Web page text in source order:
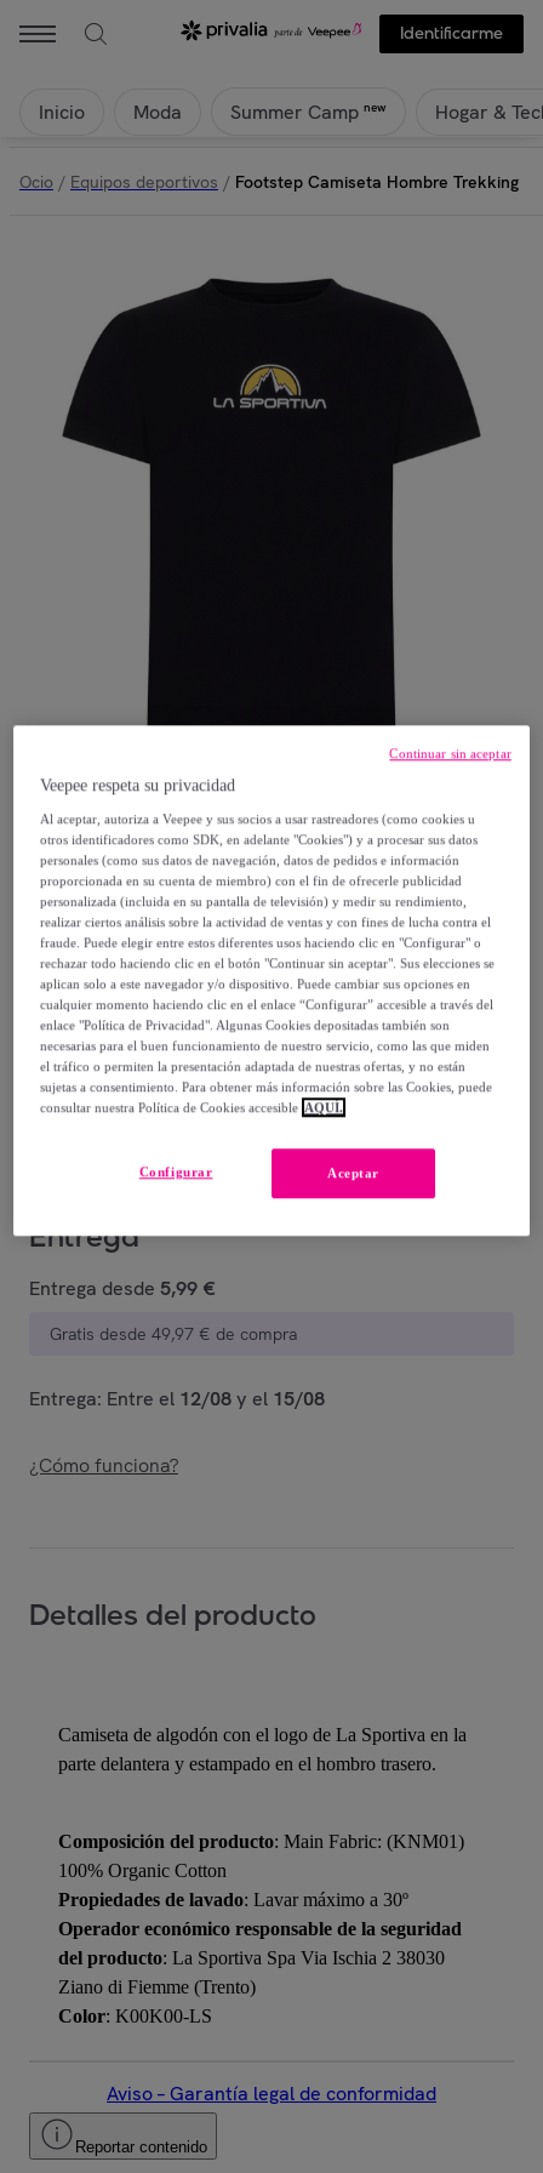
Identificarme
Inicio Moda Summer Camp new Hogar &
Ocio / Equipos deportivos / Footstep Camiseta Hombre Trekking
La Sportiva
Footstep Camiseta Hombre Trekking
24,50 €
34,99 €
-29%
Vendido porMount Legend
Entrega
Entrega desde 5,99 €
Gratis desde 49,97 € de compra
Entrega: Entre el 12/08y el 15/08
¿Cómo funciona?
Detalles del producto
Camiseta de algodón con el logo de La Sportiva en la
parte delantera y estampado en el hombro trasero.
Composición del producto: Main Fabric: (KNM01)
100% Organic Cotton
Propiedades de lavado: Lavar máximo a 30º
Operador económico responsable de la seguridad
del producto: La Sportiva Spa Via Ischia 2 38030
Ziano di Fiemme (Trento)
Color: K00K00-LS
Aviso – Garantía legal de conformidad
Reportar contenido
Veepee respeta su privacidad
Al aceptar, autoriza a Veepee y sus socios a usar rastreadores (como cookies u
otros identificadores como SDK, en adelante "Cookies") y a procesar sus datos
personales (como sus datos de navegación, datos de pedidos e información
proporcionada en su cuenta de miembro) con el fin de ofrecerle publicidad
personalizada (incluida en su pantalla de televisión) y medir su rendimiento,
realizar ciertos análisis sobre la actividad de ventas y con fines de lucha contra el
fraude. Puede elegir entre estos diferentes usos haciendo clic en "Configurar" o
rechazar todo haciendo clic en el botón "Continuar sin aceptar". Sus elecciones se
aplican solo a este navegador y/o dispositivo. Puede cambiar sus opciones en
cualquier momento haciendo clic en el enlace “Configurar” accesible a través del
enlace "Política de Privacidad". Algunas Cookies depositadas también son
necesarias para el buen funcionamiento de nuestro servicio, como las que miden
el tráfico o permiten la presentación adaptada de nuestras ofertas, y no están
sujetas a consentimiento. Para obtener más información sobre las Cookies, puede
consultar nuestra Política de Cookies accesible AQUÍ.
Aceptar
Configurar
Continuar sin aceptar